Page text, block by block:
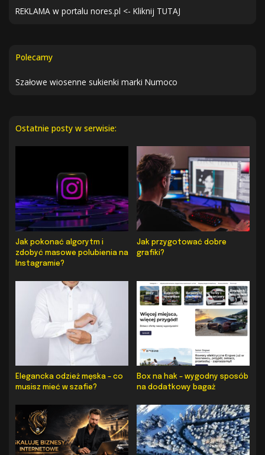
REKLAMA w portalu nores.pl <- Kliknij TUTAJ
Polecamy
Szałowe wiosenne sukienki marki Numoco
Ostatnie posty w serwisie:
Jak pokonać algorytm i
zdobyć masowe polubienia na
Instagramie?
Jak przygotować dobre
grafiki?
Elegancka odzież męska – co
musisz mieć w szafie?
Box na hak – wygodny sposób
na dodatkowy bagaż